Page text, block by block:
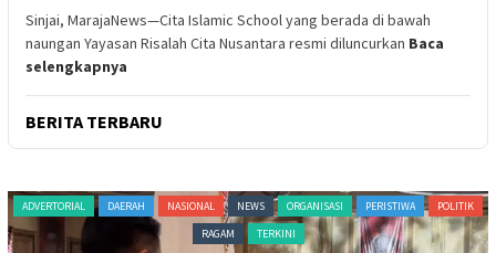
Sinjai, MarajaNews—Cita Islamic School yang berada di bawah
naungan Yayasan Risalah Cita Nusantara resmi diluncurkan Baca
selengkapnya
BERITA TERBARU
ADVERTORIAL DAERAH NASIONAL NEWS ORGANISASI PERISTIWA
POLITIK
RAGAM
TERKINI